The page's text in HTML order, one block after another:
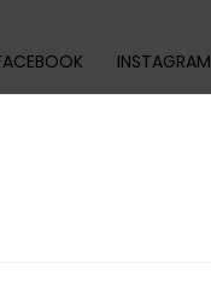
INSTAGRAM